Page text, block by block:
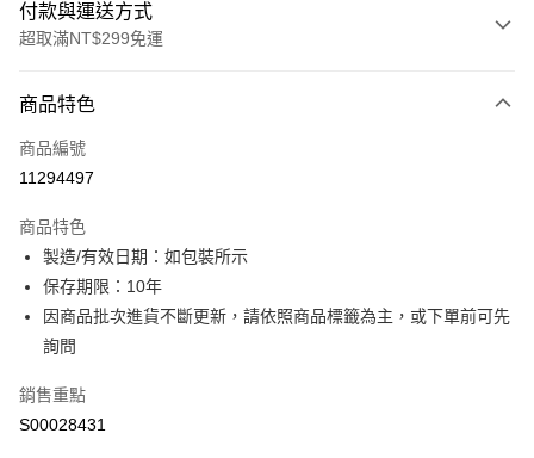
付款與運送方式
超取滿NT$299免運
信用卡一次付款
超商取貨付款
Apple Pay
街口支付
全盈+PAY
ATM付款
商品特色
商品編號
11294497
商品特色
製造/有效日期：如包裝所示
保存期限：10年
因商品批次進貨不斷更新，請依照商品標籤為主，或下單前可先
詢問
銷售重點
S00028431